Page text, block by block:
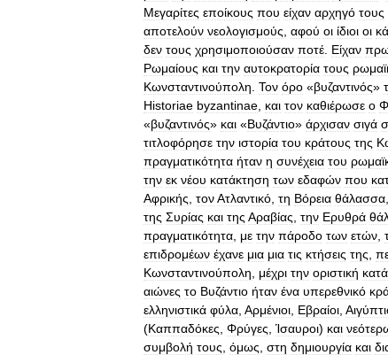
Μεγαρίτες εποίκους που είχαν αρχηγό τους
αποτελούν νεολογισμούς αφού οι ίδιοι οι
δεν τους χρησιμοποιούσαν ποτέ Είχαν
Ρωμαίους και την αυτοκρατορία τους
Κωνσταντινούπολη Τον όρο «βυζαντινός»
Historiae byzantinae και τον καθιέρωσε ο
«βυζαντινός» και «Βυζάντιο» άρχισαν σιγά
τιτλοφόρησε την ιστορία του κράτους της
πραγματικότητα ήταν η συνέχεια του
την εκ νέου κατάκτηση των εδαφών που
Αφρικής τονΑτλαντικό τη Βόρεια θάλασσα
της Συρίας και της Αραβίας την Ερυθρά
πραγματικότητα με την πάροδο των ετών
επιδρομέων έχανε μια μια τις κτήσεις της
Κωνσταντινούπολη
μέχρι την οριστική
αιώνες το Βυζάντιο ήταν ένα υπερεθνικό
ελληνιστικά φύλα Αρμένιοι Εβραίοι
(Καππαδόκες Φρύγες Ίσαυροι) και
συμβολή τους όμως στη δημιουργία και